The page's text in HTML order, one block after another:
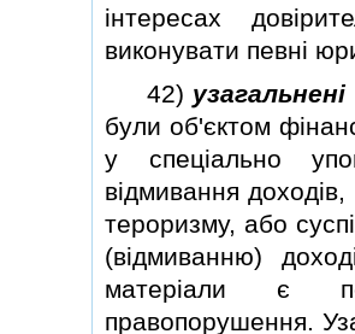
iнтересах
виконувати певнi
42)
були об'єктом
у спецiально
вiдмивання
тероризму, або
(вiдмиванню)
матерiали є
правопорушення.